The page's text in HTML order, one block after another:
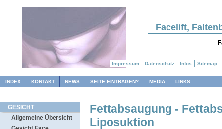
Facelift,
INDEX KONTAKT NEWS SEITE EINTRAGEN? MEDIA LINKS
GESICHT
Allgemeine Übersicht
Fettabsaugung -
Liposuktion
Impressum Datenschutz Infos Sitemap